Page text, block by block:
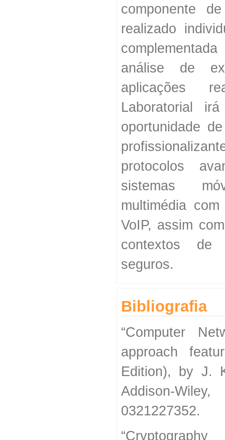
componente
realizado
análise de
aplicações
Laboratorial
oportunidade
protocolos
sistemas
multimédia
VoIP, assim
contextos de
seguros.
Bibliografia
“Computer
approach
Edition), by J.
Addison-
0321227352.